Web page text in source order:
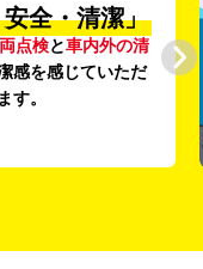
全・清潔」
点検と車内外の清
感を感じていただ
す。